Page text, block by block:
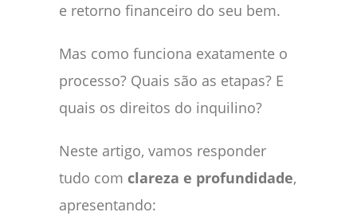
e retorno financeiro do seu bem.
Mas como funciona exatamente o
processo? Quais são as etapas? E
quais os direitos do inquilino?
Neste artigo, vamos responder
tudo com clareza e profundidade,
apresentando: